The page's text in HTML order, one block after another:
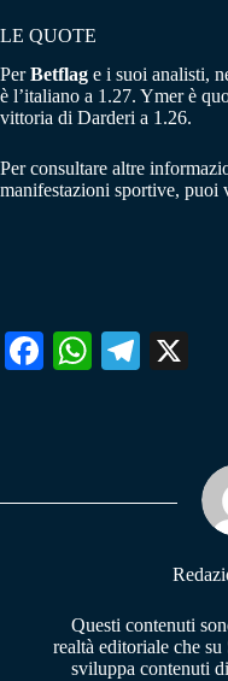
LE QUOTE
PerBetflag e i suoi analisti,
è l’italiano a 1.27. Ymer è
vittoria di Darderi a 1.26.
Per consultare altre
manifestazioni sportive, puoi
Fa W
pp
Te
m
Questi contenuti
realtà editoriale che
sviluppa contenuti